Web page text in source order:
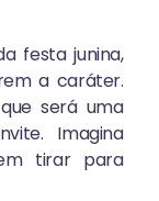
festa junina,
a caráter.
será uma
Imagina
tirar para